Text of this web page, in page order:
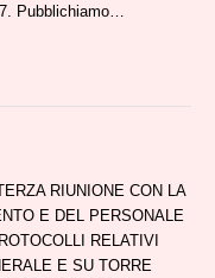
Pubblichiamo…
RIUNIONE CON LA
E DEL PERSONALE
RELATIVI
E SU TORRE